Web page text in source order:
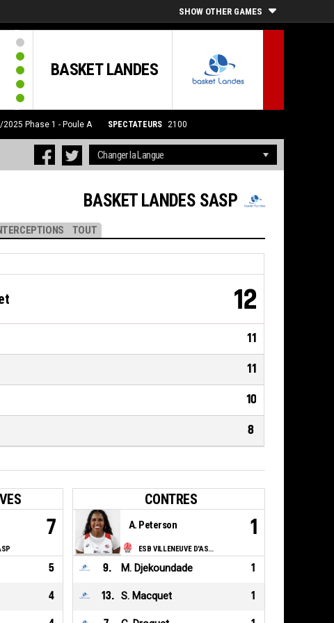
SHOW OTHER GAMES
BASKET LANDES
2025 Phase 1 - Poule A SPECTATEURS 2100
TOUT
BASKET LANDES SASP
12
11
11
10
8
7
5
4
CONTRES
ESB VILLENEUVE D'ASCQ LILLE METROPOLE
A. Peterson 1
9. M. Djekoundade 1
13. S. Macquet 1